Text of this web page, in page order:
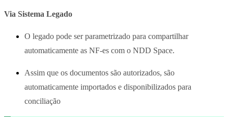
Via Sistema Legado
O legado pode ser parametrizado para compartilhar
automaticamente as NF-es com o NDD Space.
Assim que os documentos são autorizados, são
automaticamente importados e disponibilizados para
conciliação